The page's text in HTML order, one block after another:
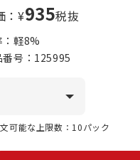
：¥935税抜
：軽8%
号： 125995
可能な上限数：10パック